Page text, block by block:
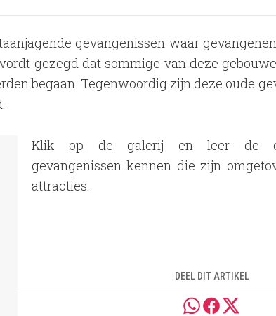
gevangenissen waar
gezegd dat sommige van deze
begaan. Tegenwoordig zijn deze oude
Klik op de galerij en leer de
gevangenissen kennen die zijn
attracties.
DEEL DIT ARTIKEL